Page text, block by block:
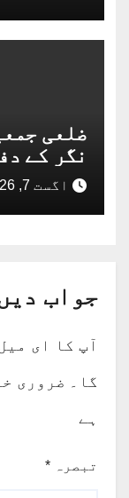
سے
ضلعی
نگر کے
بستوی
اگست 7, 2026
جواب
آپ کا ای
گا۔ ضروری
ہے
تبصرہ *